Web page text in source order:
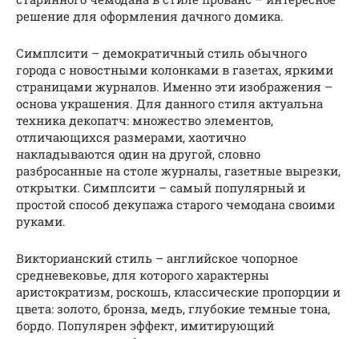
решение для оформления дачного домика.
Симплсити – демократичный стиль обычного
города с новостными колонками в газетах, яркими
страницами журналов. Именно эти изображения –
основа украшения. Для данного стиля актуальна
техника декопатч: множество элементов,
отличающихся размерами, хаотично
накладываются один на другой, словно
разбросанные на столе журналы, газетные вырезки,
открытки. Симплсити – самый популярный и
простой способ декупажа старого чемодана своими
руками.
Викторианский стиль – английское чопорное
средневековье, для которого характерны
аристократизм, роскошь, классические пропорции и
цвета: золото, бронза, медь, глубокие темные тона,
бордо. Популярен эффект, имитирующий